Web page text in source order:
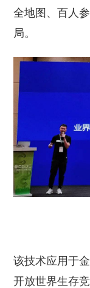
全地图、百人
局。
该技术应用于
开放世界生存